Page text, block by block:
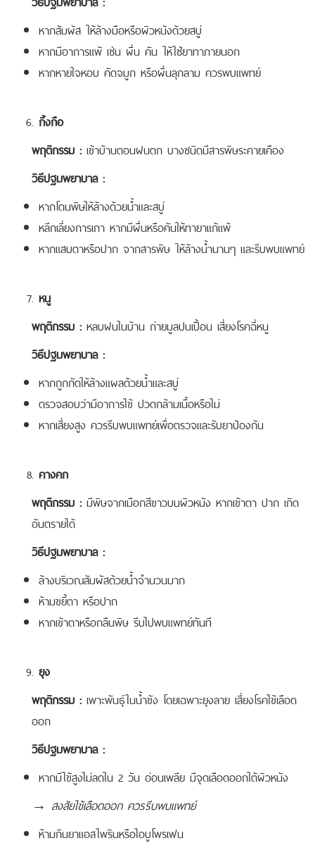
หากสัมผัส ให้ล้างมือหรือผิวหนังด้วยสบู่
หากมีอาการแพ้ เช่น ผื่น คัน ให้ใช้ยาทาภายนอก
หากหายใจหอบ คัดจมูก หรือผื่นลุกลาม ควรพบแพทย์
กิ้งกือ
พฤติกรรม : เข้าบ้านตอนฝนตก บางชนิดมีสารพิษระคายเคือง
วิธีปฐมพยาบาล :
หากโดนพิษให้ล้างด้วยน้ำและสบู่
หลีกเลี่ยงการเกา หากมีผื่นหรือคันให้ทายาแก้แพ้
หากแสบตาหรือปาก จากสารพิษ ให้ล้างน้ำนานๆ และรีบพบแพทย์
หนู
พฤติกรรม : หลบฝนในบ้าน ถ่ายมูลปนเปื้อน เสี่ยงโรคฉี่หนู
วิธีปฐมพยาบาล :
หากถูกกัดให้ล้างแผลด้วยน้ำและสบู่
ตรวจสอบว่ามีอาการไข้ ปวดกล้ามเนื้อหรือไม่
หากเสี่ยงสูง ควรรีบพบแพทย์เพื่อตรวจและรับยาป้องกัน
คางคก
พฤติกรรม : มีพิษจากเมือกสีขาวบนผิวหนัง หากเข้าตา ปาก เกิด
อันตรายได้
วิธีปฐมพยาบาล :
ล้างบริเวณสัมผัสด้วยน้ำจำนวนมาก
ห้ามขยี้ตา หรือปาก
หากเข้าตาหรือกลืนพิษ รีบไปพบแพทย์ทันที
ยุง
พฤติกรรม : เพาะพันธุ์ในน้ำขัง โดยเฉพาะยุงลาย เสี่ยงโรคไข้เลือด
ออก
วิธีปฐมพยาบาล :
หากมีไข้สูงไม่ลดใน 2 วัน อ่อนเพลีย มีจุดเลือดออกใต้ผิวหนัง
→ สงสัยไข้เลือดออก ควรรีบพบแพทย์
ห้ามกินยาแอสไพรินหรือไอบูโพรเฟน